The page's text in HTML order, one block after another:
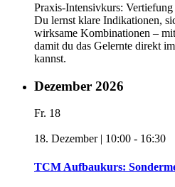
Praxis-Intensivkurs:
Du lernst klare Indikationen,
wirksame Kombinationen –
damit du das Gelernte direkt
kannst.
Dezember 2026
Fr. 18
18. Dezember | 10:00 - 16:30
TCM Aufbaukurs: